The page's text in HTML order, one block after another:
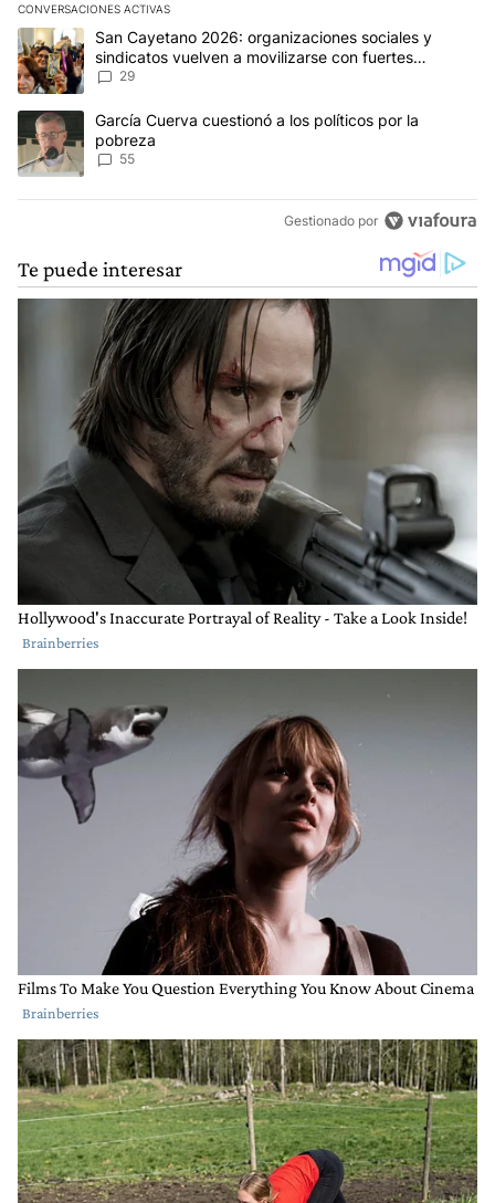
CONVERSACIONES ACTIVAS
Este listado muestra los artículos con más comentarios en los
Un artículo de tendencia con el título "San Cayetano 2026:
San Cayetano 2026: organizaciones sociales y
sindicatos vuelven a movilizarse con fuertes
reclamos al Gobierno
29
Un artículo de tendencia con el título "García Cuerva cuestionó
García Cuerva cuestionó a los políticos por la
pobreza
55
Gestionado por